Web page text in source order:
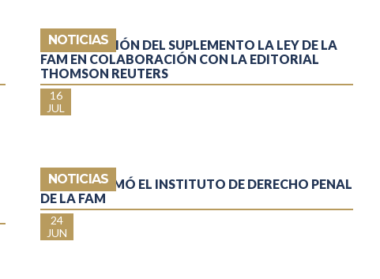
NOTICIAS
NUEVA EDICIÓN DEL SUPLEMENTO LA LEY DE LA
FAM EN COLABORACIÓN CON LA EDITORIAL
THOMSON REUTERS
16
JUL
NOTICIAS
SE CONFORMÓ EL INSTITUTO DE DERECHO PENAL
DE LA FAM
24
JUN